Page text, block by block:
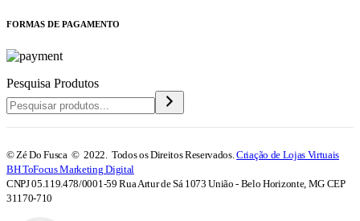
FORMAS DE PAGAMENTO
Pesquisa Produtos
© Zé Do Fusca © 2022. Todos os Direitos Reservados.Criação de Lojas Virtuais
BH ToFocus Marketing Digital
CNPJ 05.119.478/0001-59 Rua Artur de Sá 1073 União - Belo Horizonte, MG CEP
31170-710